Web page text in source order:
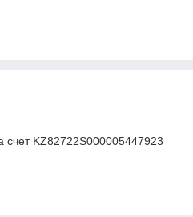
счет KZ82722S000005447923